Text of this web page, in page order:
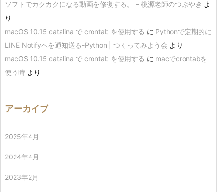
ソフトでカクカクになる動画を修復する。 – 桃源老師のつぶやき よ
り
macOS 10.15 catalina で crontab を使用する に Pythonで定期的に
LINE Notifyへを通知送る-Python | つくってみよう会 より
macOS 10.15 catalina で crontab を使用する に macでcrontabを
使う時 より
アーカイブ
2025年4月
2024年4月
2023年2月